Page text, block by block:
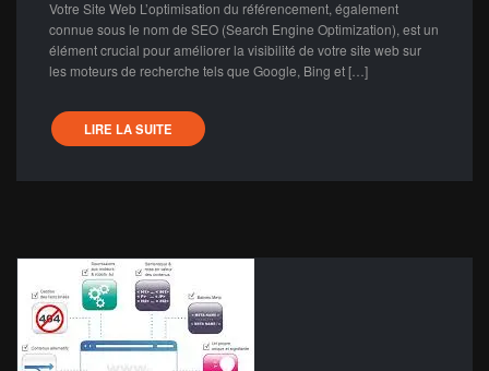
Votre Site Web L’optimisation du référencement, également
connue sous le nom de SEO (Search Engine Optimization), est un
élément crucial pour améliorer la visibilité de votre site web sur
les moteurs de recherche tels que Google, Bing et […]
LIRE LA SUITE